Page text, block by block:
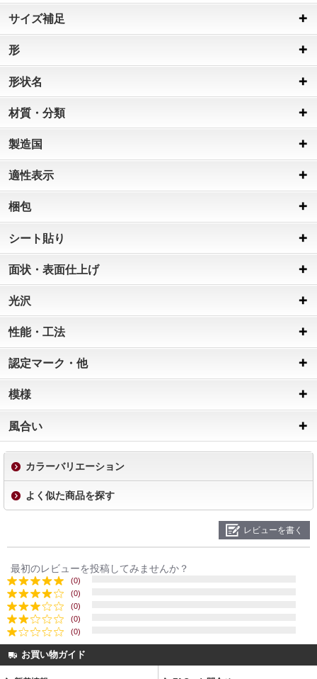
サイズ補足
形
形状名
材質・分類
製造国
適性表示
梱包
シート貼り
面状・表面仕上げ
光沢
性能・工法
認定マーク・他
模様
風合い
カラーバリエーション
よく似た商品を探す
レビューを書く
最初のレビューを投稿してみませんか？
(0)
(0)
(0)
(0)
(0)
お買い物ガイド